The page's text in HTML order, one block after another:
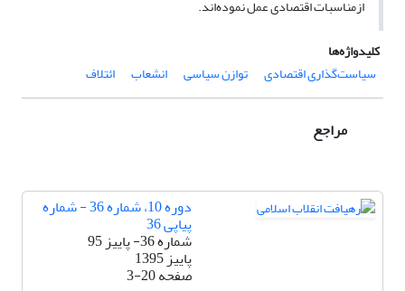
ازمناسبات اقتصادی عمل نموده‌اند.
کلیدواژه‌ها
سیاست‌گذاری اقتصادی
توازن سیاسی انشعاب ائتلاف
مراجع
دوره 10، شماره 36 - شماره
پیاپی 36
شماره 36- پاییز 95
پاییز 1395
صفحه3-20